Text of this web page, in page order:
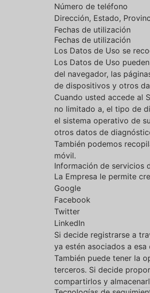
Número de teléfono
Dirección, Estado,
Fechas de utilización
Fechas de utilización
Los Datos de Uso se
Los Datos de Uso
del navegador, las
de dispositivos y otros
Cuando usted accede al
no limitado a, el tipo de
el sistema operativo de
otros datos de
También podemos
móvil.
Información de servicios
La Empresa le permite
Google
Facebook
Twitter
LinkedIn
Si decide registrarse a
ya estén asociados a
También puede tener la
terceros. Si decide
compartirlos y